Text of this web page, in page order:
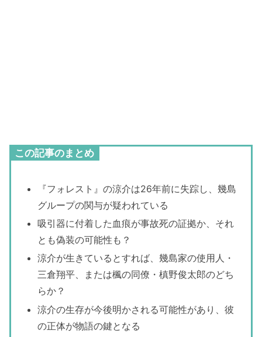
この記事のまとめ
『フォレスト』の涼介は26年前に失踪し、幾島
グループの関与が疑われている
吸引器に付着した血痕が事故死の証拠か、それ
とも偽装の可能性も？
涼介が生きているとすれば、幾島家の使用人・
三倉翔平、または楓の同僚・槙野俊太郎のどち
らか？
涼介の生存が今後明かされる可能性があり、彼
の正体が物語の鍵となる